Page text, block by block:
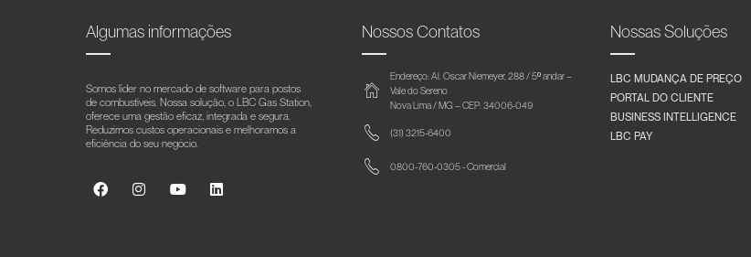
Algumas informações
Somos líder no mercado de software para postos
de combustíveis. Nossa solução, o LBC Gas Station,
oferece uma gestão eficaz, integrada e segura.
Reduzimos custos operacionais e melhoramos a
eficiência do seu negócio.
Nossos Contatos
Endereço: Al. Oscar Niemeyer, 288 / 5º andar –
Vale do Sereno
Nova Lima / MG – CEP: 34006-049
(31) 3215-6400
0800-760-0305 - Comercial
Nossas Soluções
LBC MUDANÇA DE PREÇO
PORTAL DO CLIENTE
BUSINESS INTELLIGENCE
LBC PAY